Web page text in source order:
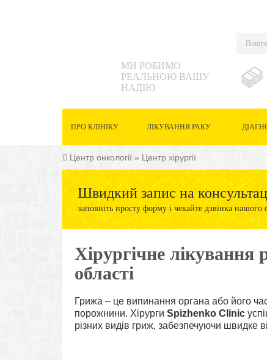
МИ РОБИМО
РЕАЛЬНОЮ ВАШУ
НАДІЮ
ПРО КЛІНІКУ ЛІКУВАННЯ РАКУ
Центр онкології » Центр хірургії
Швидкий запис на
заповніть просту форму і чекайте дзвінка нашого
Хірургічне лікування
області
Грижа – це випинання органа або його
порожнини. Хірурги Spizhenko Clinic
різних видів гриж, забезпечуючи швидке